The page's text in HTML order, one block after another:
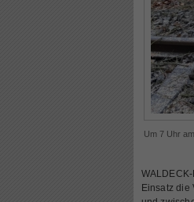
Um 7 Uhr
Einsatz die